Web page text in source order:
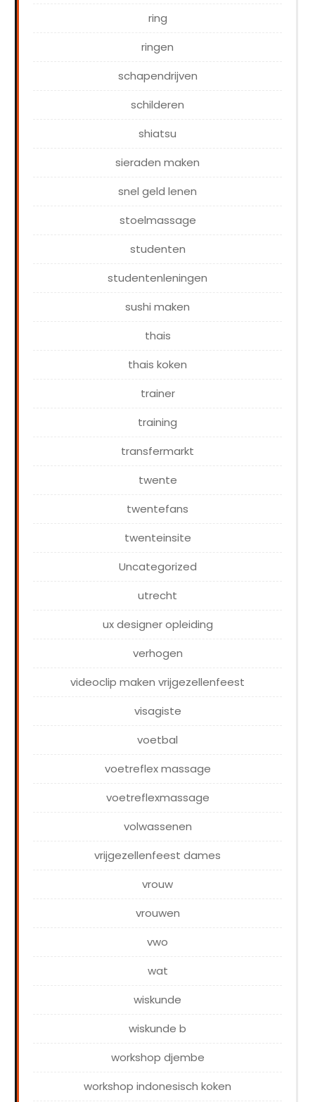
ring
ringen
schapendrijven
schilderen
shiatsu
sieraden maken
snel geld lenen
stoelmassage
studenten
studentenleningen
sushi maken
thais
thais koken
trainer
training
transfermarkt
twente
twentefans
twenteinsite
Uncategorized
utrecht
ux designer opleiding
verhogen
videoclip maken vrijgezellenfeest
visagiste
voetbal
voetreflex massage
voetreflexmassage
volwassenen
vrijgezellenfeest dames
vrouw
vrouwen
vwo
wat
wiskunde
wiskunde b
workshop djembe
workshop indonesisch koken